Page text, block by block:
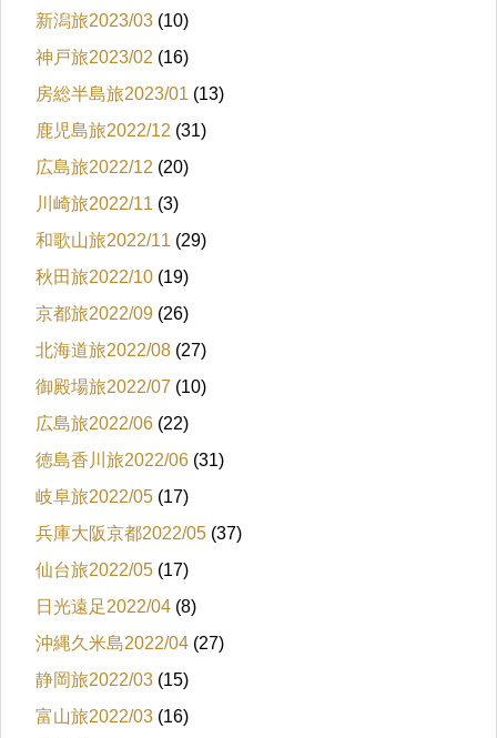
新潟旅2023/03 (10)
神戸旅2023/02 (16)
房総半島旅2023/01 (13)
鹿児島旅2022/12 (31)
広島旅2022/12 (20)
川崎旅2022/11 (3)
和歌山旅2022/11 (29)
秋田旅2022/10 (19)
京都旅2022/09 (26)
北海道旅2022/08 (27)
御殿場旅2022/07 (10)
広島旅2022/06 (22)
徳島香川旅2022/06 (31)
岐阜旅2022/05 (17)
兵庫大阪京都2022/05 (37)
仙台旅2022/05 (17)
日光遠足2022/04 (8)
沖縄久米島2022/04 (27)
静岡旅2022/03 (15)
富山旅2022/03 (16)